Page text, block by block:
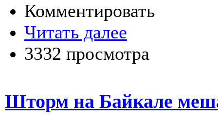
Комментировать
Читать далее
3332 просмотра
Шторм на Байкале